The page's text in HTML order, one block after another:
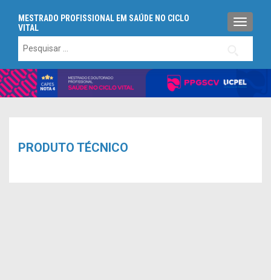
MESTRADO PROFISSIONAL EM SAÚDE NO CICLO
VITAL
por:
PRODUTO TÉCNICO